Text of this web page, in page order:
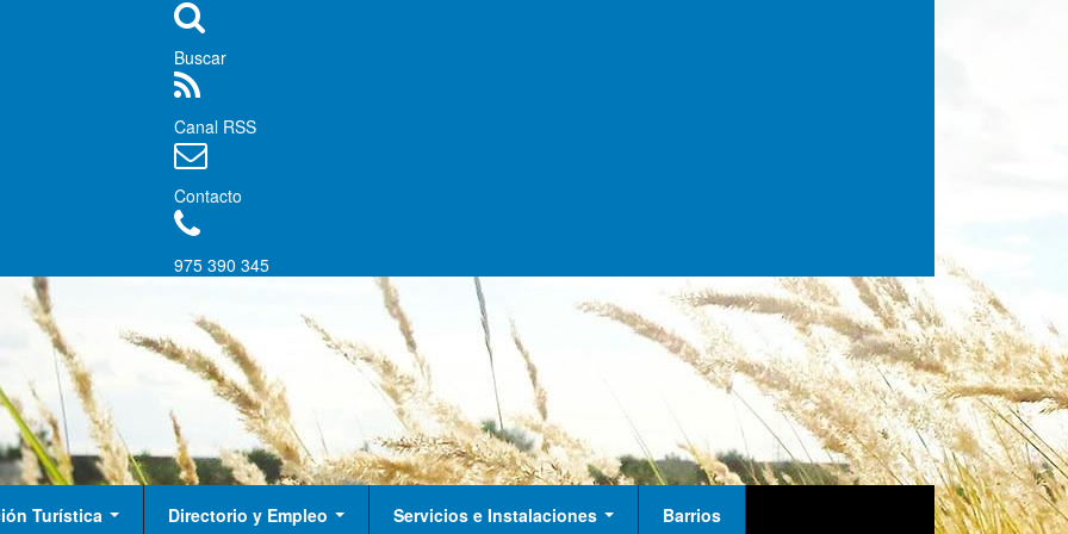
Buscar
Canal RSS
Contacto
975 390 345
Turística Directorio y Empleo Servicios e Instalaciones Barrios